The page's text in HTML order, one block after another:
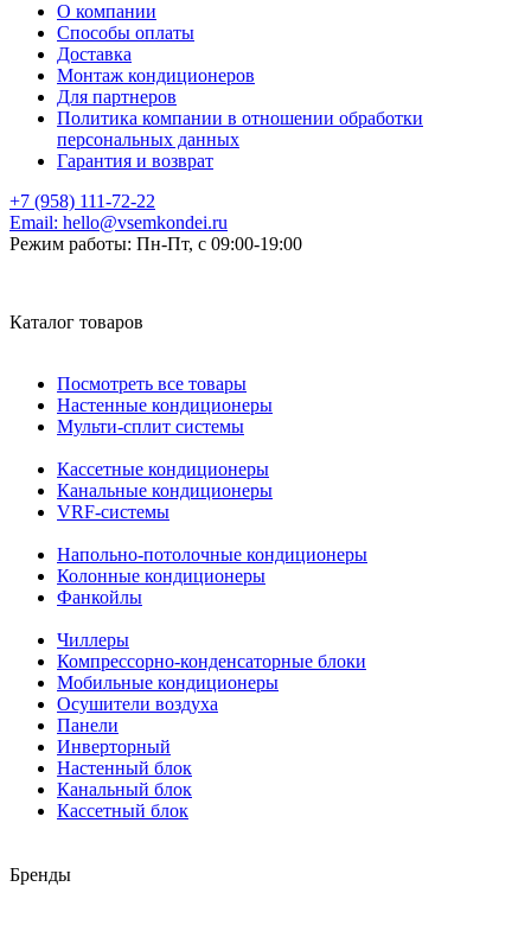
О компании
Способы оплаты
Доставка
Монтаж кондиционеров
Для партнеров
Политика компании в отношении обработки
персональных данных
Гарантия и возврат
+7 (958) 111-72-22
Email: hello@vsemkondei.ru
Режим работы: Пн-Пт, с 09:00-19:00
Каталог товаров
Посмотреть все товары
Настенные кондиционеры
Мульти-сплит системы
Кассетные кондиционеры
Канальные кондиционеры
VRF-системы
Напольно-потолочные кондиционеры
Колонные кондиционеры
Фанкойлы
Чиллеры
Компрессорно-конденсаторные блоки
Мобильные кондиционеры
Осушители воздуха
Панели
Инверторный
Настенный блок
Канальный блок
Кассетный блок
Бренды